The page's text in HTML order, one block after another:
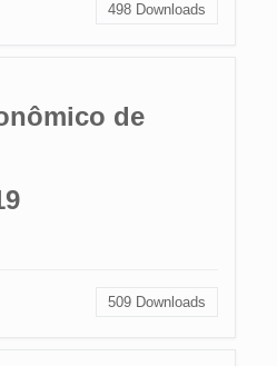
498 Downloads
de
509 Downloads